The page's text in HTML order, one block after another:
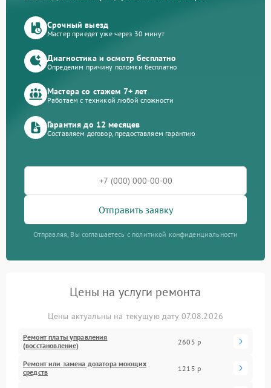
Срочный выезд
Мастер приедет уже через 30 минут
Диагностика и осмотр бесплатно
Определим причину поломки бесплатно
Мастера со стажем 7+ лет
Работаем с техникой любой сложности
Гарантия до 12 месяцев
Составляем договор, предоставляем гарантию
Отправить заявку
Отправляя, Вы соглашаетесь с политикой конфиденциальности
Цены на услуги ремонта
Цены актуальны на текущую дату 07.08.2026
Ремонт платы управления
(восстановление)
2605 р
Ремонт или замена дозатора моющих
средств
1215 р